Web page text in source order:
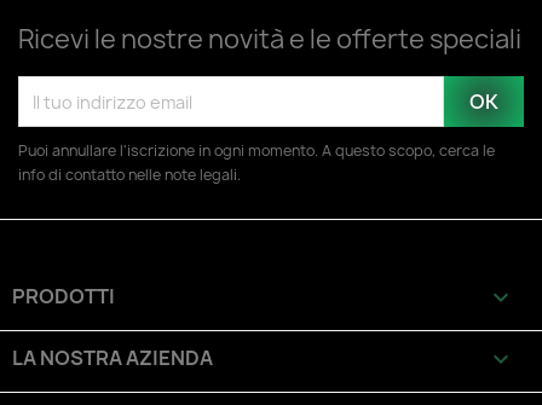
Ricevi le nostre novità e le offerte speciali
Puoi annullare l'iscrizione in ogni momento. A questo scopo, cerca le
info di contatto nelle note legali.
PRODOTTI 
LA NOSTRA AZIENDA 